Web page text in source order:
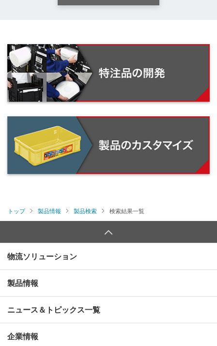
トップ 製品情報 製品検索 検索結果一覧
物流ソリューション
製品情報
ニュース＆トピックス一覧
企業情報